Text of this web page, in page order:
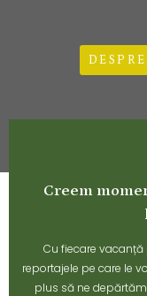
Creem
Cu fiecare
reportajele pe care le
plus să ne